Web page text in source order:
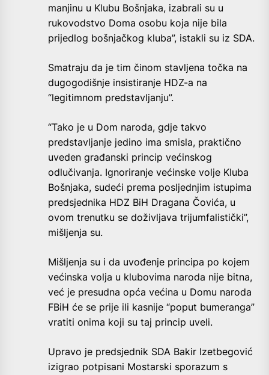
manjinu u Klubu Bošnjaka, izabrali su u
rukovodstvo Doma osobu koja nije bila
prijedlog bošnjačkog kluba”, istakli su iz SDA.
Smatraju da je tim činom stavljena točka na
dugogodišnje insistiranje HDZ-a na
“legitimnom predstavljanju”.
“Tako je u Dom naroda, gdje takvo
predstavljanje jedino ima smisla, praktično
uveden građanski princip većinskog
odlučivanja. Ignoriranje većinske volje Kluba
Bošnjaka, sudeći prema posljednjim istupima
predsjednika HDZ BiH Dragana Čovića, u
ovom trenutku se doživljava trijumfalistički”,
mišljenja su.
Mišljenja su i da uvođenje principa po kojem
većinska volja u klubovima naroda nije bitna,
već je presudna opća većina u Domu naroda
FBiH će se prije ili kasnije “poput bumeranga”
vratiti onima koji su taj princip uveli.
Upravo je predsjednik SDA Bakir Izetbegović
izigrao potpisani Mostarski sporazum s